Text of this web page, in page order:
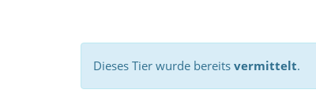
Dieses Tier wurde bereits vermittelt.